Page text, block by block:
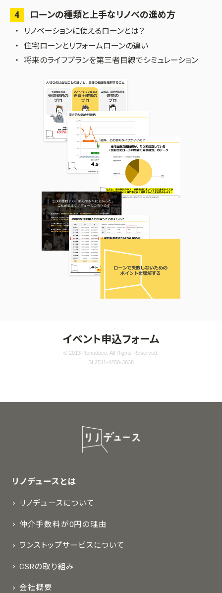
4 ローンの種類と上手なリノベの進め方
リノベーションに使えるローンとは？
住宅ローンとリフォームローンの違い
将来のライフプランを第三者目線でシミュレーション
イベント申込フォーム
© 2013 Renoduce. All Rights Reserved.
SL2511-4250-3838
リノデュースとは
リノデュースについて
仲介手数料が0円の理由
ワンストップサービスについて
CSRの取り組み
会社概要